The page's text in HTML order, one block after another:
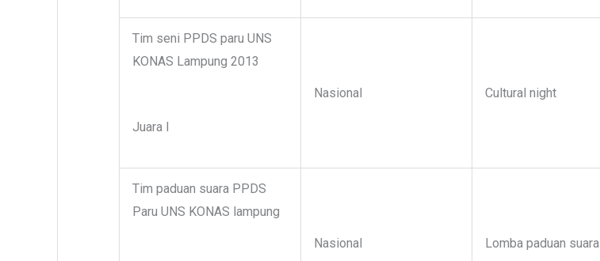
Tim seni PPDS paru UNS
KONAS Lampung 2013
Juara I
Nasional Cultural night
Tim paduan suara PPDS
Paru UNS KONAS lampung
Nasional Lomba paduan suara